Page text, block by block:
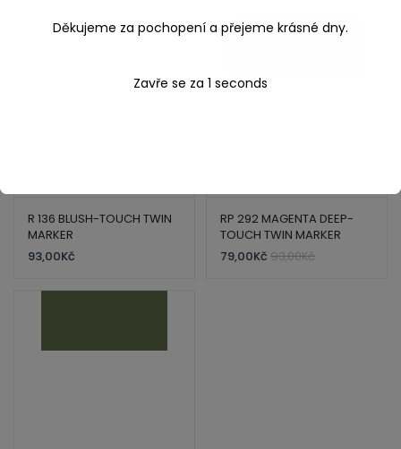
R 136 BLUSH-TOUCH TWIN
MARKER
93,00Kč
RP 292 MAGENTA DEEP-
TOUCH TWIN MARKER
79,00Kč 93,00Kč
Děkujeme za pochopení a přejeme krásné dny.
Zavře se za 1 seconds